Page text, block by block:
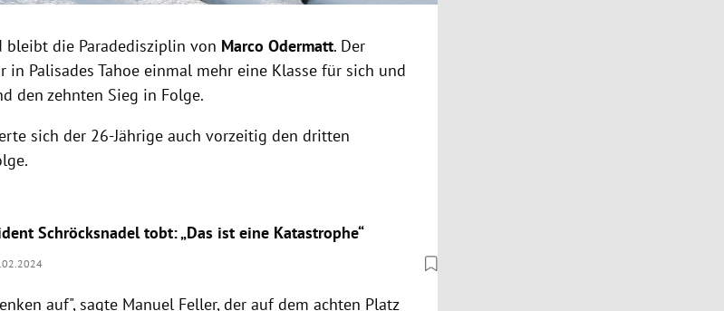
bleibt die Paradedisziplin von Marco Odermatt. Der
in Palisades Tahoe einmal mehr eine Klasse für sich und
den zehnten Sieg in Folge.
sich der 26-Jährige auch vorzeitig den dritten
Schröcksnadel tobt: „Das ist eine Katastrophe“
auf", sagte Manuel Feller, der auf dem achten Platz